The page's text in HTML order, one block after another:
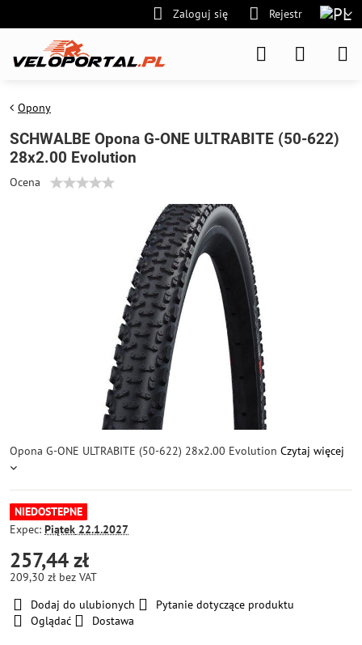
Zaloguj się Rejestr
Opony
SCHWALBE Opona G-ONE ULTRABITE (50-622)
28x2.00 Evolution
Ocena
Opona G-ONE ULTRABITE (50-622) 28x2.00 Evolution Czytaj więcej
NIEDOSTEPNE
Expec: Piątek 22.1.2027
257,44 zł
209,30 zł bez VAT
Dodaj do ulubionych
Pytanie dotyczące produktu
Oglądać
Dostawa